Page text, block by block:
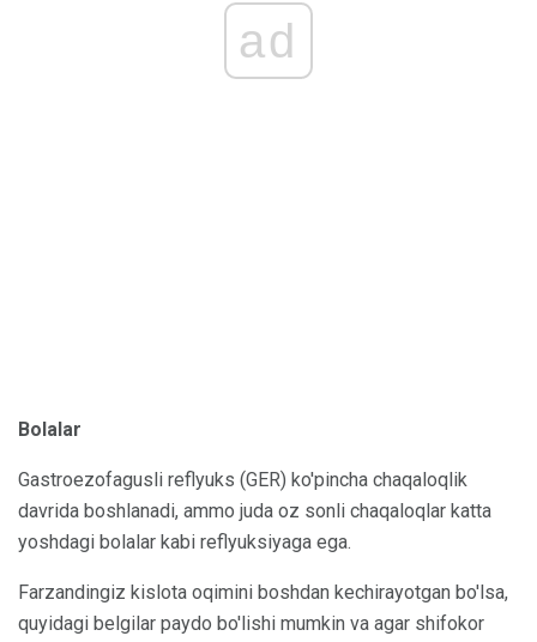
ad
Bolalar
Gastroezofagusli reflyuks (GER) ko'pincha chaqaloqlik
davrida boshlanadi, ammo juda oz sonli chaqaloqlar katta
yoshdagi bolalar kabi reflyuksiyaga ega.
Farzandingiz kislota oqimini boshdan kechirayotgan bo'lsa,
quyidagi belgilar paydo bo'lishi mumkin va agar shifokor